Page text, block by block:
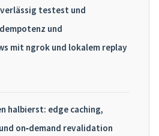
testest und
und
mit ngrok und lokalem replay
halbierst: edge caching,
on‑demand revalidation